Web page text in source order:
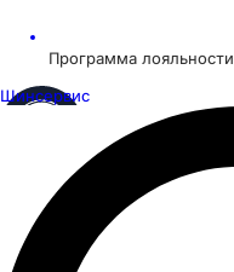
Программа лояльности
Шинсервис